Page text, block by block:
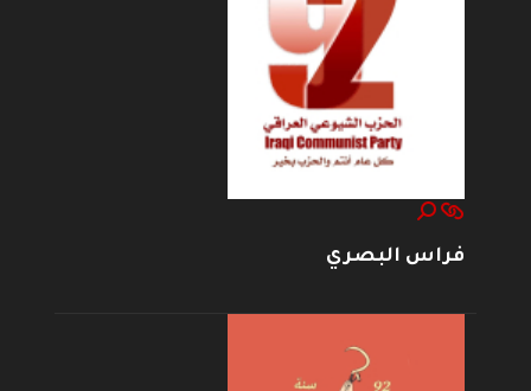
فراس البصري